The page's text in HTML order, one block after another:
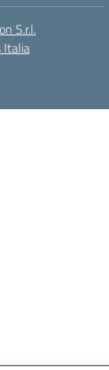
S.r.l.
Italia